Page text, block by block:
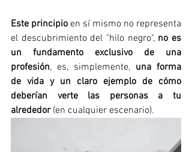
Este principio en sí mismo no representa
el descubrimiento del "hilo negro", no es
un fundamento exclusivo de una
profesión, es, simplemente, una forma
de vida y un claro ejemplo de cómo
deberían verte las personas a tu
alrededor (en cualquier escenario).